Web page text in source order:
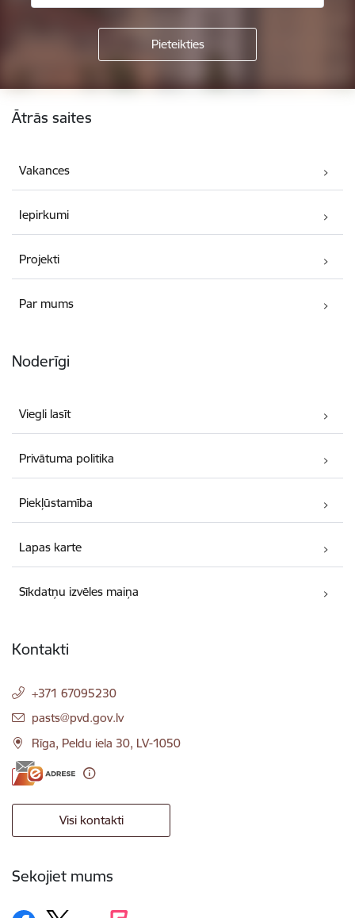
Kājene
Ātrās saites
Vakances
Iepirkumi
Projekti
Par mums
Noderīgi
Viegli lasīt
Privātuma politika
Piekļūstamība
Lapas karte
Sīkdatņu izvēles maiņa
Kontakti
+371 67095230
E-pasts:
pasts@pvd.gov.lv
Rīga, Peldu iela 30, LV-1050
Visi kontakti
Sekojiet mums